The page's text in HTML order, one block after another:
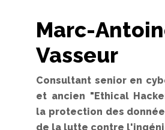
Marc-
Vasseur
Consultant senior en
et ancien "Ethical
la protection des
de la lutte contre